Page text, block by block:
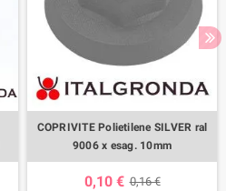
COPRIVITE Polietilene SILVER ral
9006 x esag. 10mm
0,10 € 0,16 €